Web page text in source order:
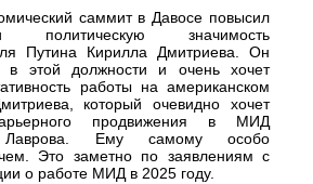
саммит в Давосе повысил
значимость
Путина Кирилла Дмитриева. Он
в этой должности и очень хочет
работы на американском
который очевидно хочет
продвижения в МИД
Лаврова. Ему самому особо
Это заметно по заявлениям с
о работе МИД в 2025 году.